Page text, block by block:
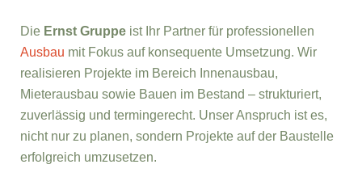
Die Ernst Gruppe ist Ihr Partner für professionellen
Ausbau mit Fokus auf konsequente Umsetzung. Wir
realisieren Projekte im Bereich Innenausbau,
Mieterausbau sowie Bauen im Bestand – strukturiert,
zuverlässig und termingerecht. Unser Anspruch ist es,
nicht nur zu planen, sondern Projekte auf der Baustelle
erfolgreich umzusetzen.